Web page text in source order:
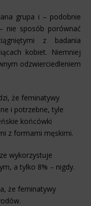
grupa i – podobnie
nie sposób porównać
z badania
kobiet. Niemniej
odzwierciedleniem
że feminatywy
i potrzebne, tyle
końcówki
z formami męskimi.
wykorzystuje
a tylko 8% – nigdy.
że feminatywy